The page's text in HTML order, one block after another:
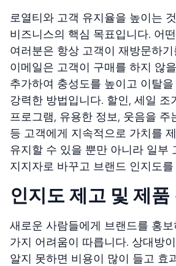
로열티와 고객 유지율을 높이는
비즈니스의 핵심 목표입니다. 어
여러분은 항상 고객이 재방문하
이메일은 고객이 구매를 하지 않
추가하여 충성도를 높이고 이탈
강력한 방법입니다. 할인, 세일 조
프로그램, 유용한 정보, 웃음을 주
등 고객에게 지속적으로 가치를
유지할 수 있을 뿐만 아니라 일부
지지자로 바꾸고 브랜드 인지도
인지도 제고 및 제
새로운 사람들에게 브랜드를 홍
가지 어려움이 따릅니다. 상대방
알지 못하면 비용이 많이 들고 효